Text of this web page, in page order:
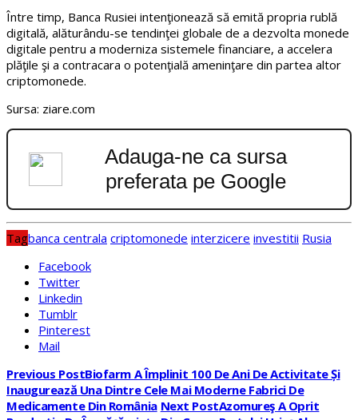
Între timp, Banca Rusiei intenţionează să emită propria rublă
digitală, alăturându-se tendinţei globale de a dezvolta monede
digitale pentru a moderniza sistemele financiare, a accelera
plăţile şi a contracara o potenţială ameninţare din partea altor
criptomonede.
Sursa: ziare.com
Adauga-ne ca sursa
preferata pe Google
Tagbanca centrala criptomonede interzicere investitii Rusia
Facebook
Twitter
Linkedin
Tumblr
Pinterest
Mail
Previous PostBiofarm A Împlinit 100 De Ani De Activitate Și
Inaugurează Una Dintre Cele Mai Moderne Fabrici De
Medicamente Din România Next PostAzomureş A Oprit